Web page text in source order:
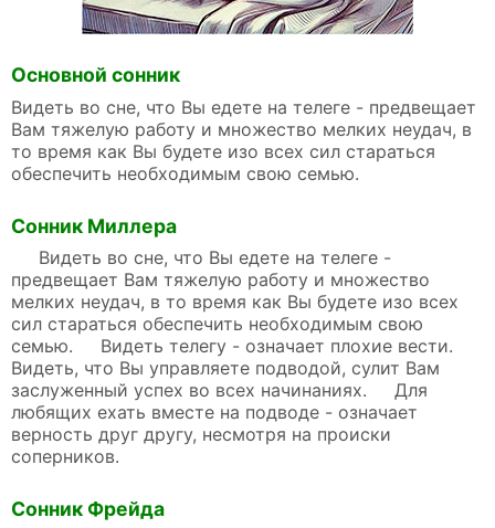
Основной сонник
Видеть во сне, что Вы едете на телеге - предвещает
Вам тяжелую работу и множество мелких неудач, в
то время как Вы будете изо всех сил стараться
обеспечить необходимым свою семью.
Сонник Миллера
Видеть во сне, что Вы едете на телеге -
предвещает Вам тяжелую работу и множество
мелких неудач, в то время как Вы будете изо всех
сил стараться обеспечить необходимым свою
семью. Видеть телегу - означает плохие вести.
Видеть, что Вы управляете подводой, сулит Вам
заслуженный успех во всех начинаниях. Для
любящих ехать вместе на подводе - означает
верность друг другу, несмотря на происки
соперников.
Сонник Фрейда